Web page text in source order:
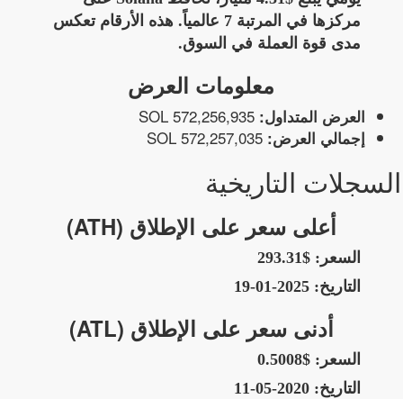
مركزها في المرتبة 7 عالمياً. هذه الأرقام تعكس
مدى قوة العملة في السوق.
معلومات العرض
العرض المتداول: 572,256,935 SOL
إجمالي العرض: 572,257,035 SOL
السجلات التاريخية
أعلى سعر على الإطلاق (ATH)
السعر: $293.31
التاريخ: 2025-01-19
أدنى سعر على الإطلاق (ATL)
السعر: $0.5008
التاريخ: 2020-05-11